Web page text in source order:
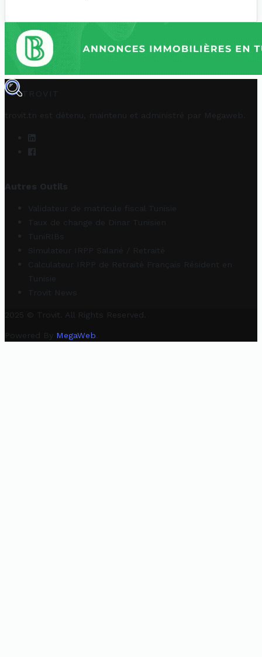
TROVIT
trovit.tn est détenu, maintenu et administré par Megaweb
Autres Outils
Validateur de matricule fiscal Tunisie
Taux de change de Dinar Tunisien
TuniRIBs
Simulateur IRPP Salarié / Retraité
Calculateur IRPP de Retraité Français Résident en
Tunisie
Trovit News
2025 © Trovit. All Rights Reserved.
Powered By MegaWeb